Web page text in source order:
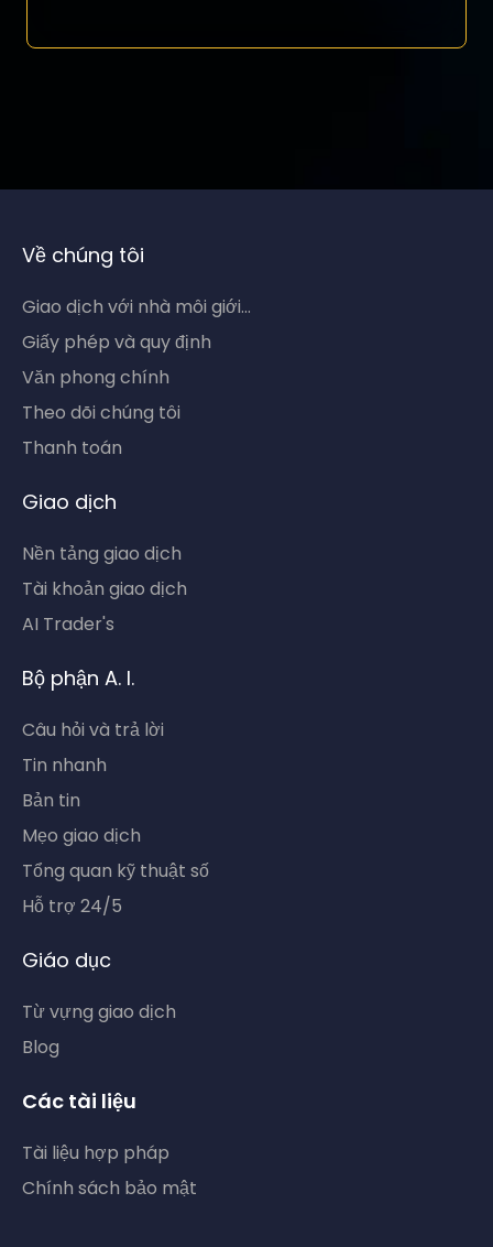
Về chúng tôi
Giao dịch với nhà môi giới...
Giấy phép và quy định
Văn phong chính
Theo dõi chúng tôi
Thanh toán
Giao dịch
Nền tảng giao dịch
Tài khoản giao dịch
AI Trader's
Bộ phận A. I.
Câu hỏi và trả lời
Tin nhanh
Bản tin
Mẹo giao dịch
Tổng quan kỹ thuật số
Hỗ trợ 24/5
Giáo dục
Từ vựng giao dịch
Blog
Các tài liệu
Tài liệu hợp pháp
Chính sách bảo mật